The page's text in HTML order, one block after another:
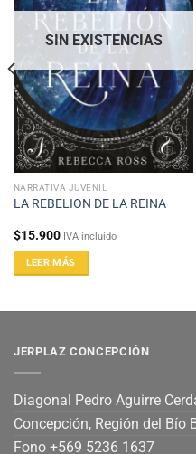
SIN EXISTENCIAS
NARRATIVA JUVENIL
LA REBELION DE LA REINA
$15.900 IVA incluido
LEER MÁS
JERPLAZ CONCEPCIÓN
Diagonal Pedro Aguirre
Concepción, Región del Bío
Fono +569 5236 1637